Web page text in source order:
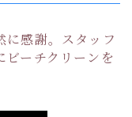
に感謝。スタッフ
ビーチクリーンを